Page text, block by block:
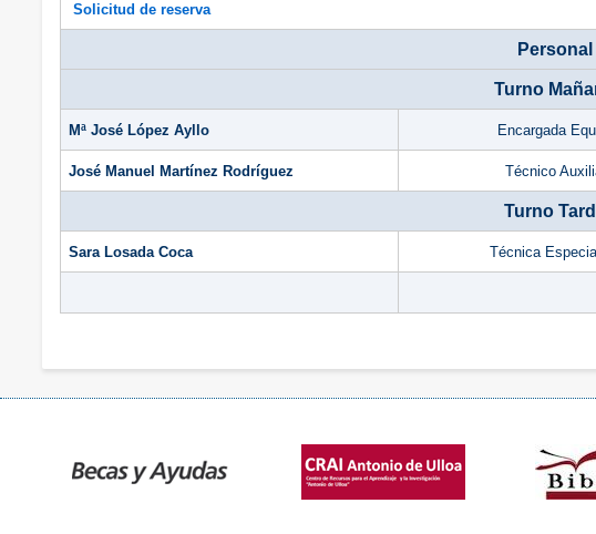
Solicitud de reserva
Personal
Turno
Mª José López Ayllo Encargada
José Manuel Martínez Rodríguez Técnico
Turno
Sara Losada Coca Técnica